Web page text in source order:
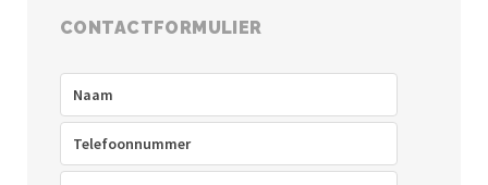
CONTACTFORMULIER
Telefoon